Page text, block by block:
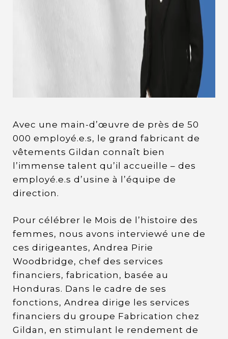
Avec une main-d’œuvre de près de 50
000 employé.e.s, le grand fabricant de
vêtements Gildan connaît bien
l’immense talent qu’il accueille – des
employé.e.s d’usine à l’équipe de
direction.
Pour célébrer le Mois de l’histoire des
femmes, nous avons interviewé une de
ces dirigeantes, Andrea Pirie
Woodbridge, chef des services
financiers, fabrication, basée au
Honduras. Dans le cadre de ses
fonctions, Andrea dirige les services
financiers du groupe Fabrication chez
Gildan, en stimulant le rendement de